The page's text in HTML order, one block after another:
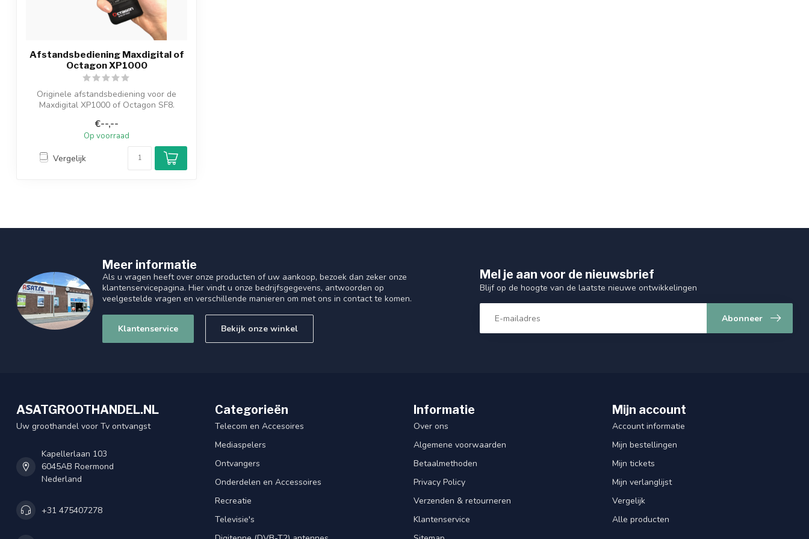
Afstandsbediening Maxdigital of
Octagon XP1000
Originele afstandsbediening voor de
Maxdigital XP1000 of Octagon SF8.
€--,--
Op voorraad
Vergelijk
Meer informatie
Als u vragen heeft over onze producten of uw aankoop, bezoek dan zeker onze
klantenservicepagina. Hier vindt u onze bedrijfsgegevens, antwoorden op
veelgestelde vragen en verschillende manieren om met ons in contact te komen.
Klantenservice Bekijk onze winkel
Mel je aan voor de nieuwsbrief
Blijf op de hoogte van de laatste nieuwe ontwikkelingen
Abonneer
ASATGROOTHANDEL.NL
Uw groothandel voor Tv ontvangst
Kapellerlaan 103
6045AB Roermond
Nederland
+31 475407278
Categorieën
Telecom en Accesoires
Mediaspelers
Ontvangers
Onderdelen en Accessoires
Recreatie
Televisie's
Informatie
Over ons
Algemene voorwaarden
Betaalmethoden
Privacy Policy
Verzenden & retourneren
Klantenservice
Mijn account
Account informatie
Mijn bestellingen
Mijn tickets
Mijn verlanglijst
Vergelijk
Alle producten